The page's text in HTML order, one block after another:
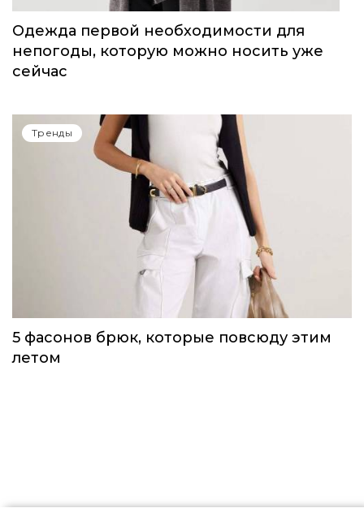
Тренды
Одежда первой необходимости для
непогоды, которую можно носить уже
сейчас